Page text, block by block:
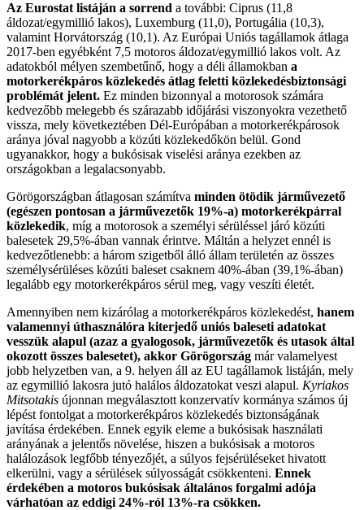
Az Eurostat listáján a sorrend a további: Ciprus (11,8
áldozat/egymillió lakos), Luxemburg (11,0), Portugália (10,3),
valamint Horvátország (10,1). Az Európai Uniós tagállamok átlaga
2017-ben egyébként 7,5 motoros áldozat/egymillió lakos volt. Az
adatokból mélyen szembetűnő, hogy a déli államokban a
motorkerékpáros közlekedés átlag feletti közlekedésbiztonsági
problémát jelent. Ez minden bizonnyal a motorosok számára
kedvezőbb melegebb és szárazabb időjárási viszonyokra vezethető
vissza, mely következtében Dél-Európában a motorkerékpárosok
aránya jóval nagyobb a közúti közlekedőkön belül. Gond
ugyanakkor, hogy a bukósisak viselési aránya ezekben az
országokban a legalacsonyabb.
Görögországban átlagosan számítva minden ötödik járművezető
(egészen pontosan a járművezetők 19%-a) motorkerékpárral
közlekedik, míg a motorosok a személyi sérüléssel járó közúti
balesetek 29,5%-ában vannak érintve. Máltán a helyzet ennél is
kedvezőtlenebb: a három szigetből álló állam területén az összes
személysérüléses közúti baleset csaknem 40%-ában (39,1%-ában)
legalább egy motorkerékpáros sérül meg, vagy veszíti életét.
Amennyiben nem kizárólag a motorkerékpáros közlekedést, hanem
valamennyi úthasználóra kiterjedő uniós baleseti adatokat
vesszük alapul (azaz a gyalogosok, járművezetők és utasok által
okozott összes balesetet), akkor Görögország már valamelyest
jobb helyzetben van, a 9. helyen áll az EU tagállamok listáján, mely
az egymillió lakosra jutó halálos áldozatokat veszi alapul. Kyriakos
Mitsotakis újonnan megválasztott konzervatív kormánya számos új
lépést fontolgat a motorkerékpáros közlekedés biztonságának
javítása érdekében. Ennek egyik eleme a bukósisak használati
arányának a jelentős növelése, hiszen a bukósisak a motoros
halálozások legfőbb tényezőjét, a súlyos fejsérüléseket hivatott
elkerülni, vagy a sérülések súlyosságát csökkenteni. Ennek
érdekében a motoros bukósisak általános forgalmi adója
várhatóan az eddigi 24%-ról 13%-ra csökken.